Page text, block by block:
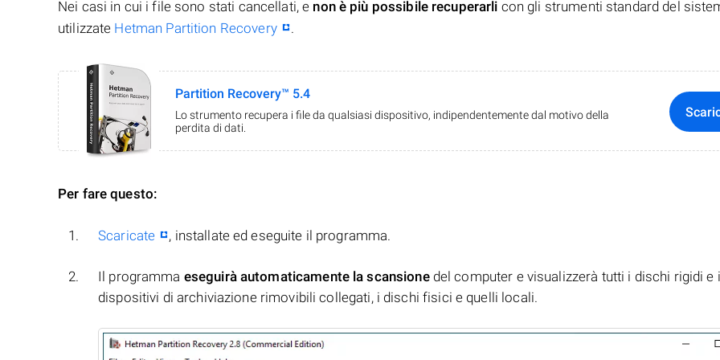
Nei casi in cui i file sono stati cancellati, e non è più possibile recuperarli con gli strumenti standard del
utilizzate Hetman Partition Recovery .
Partition Recovery™ 5.4
Lo strumento recupera i file da qualsiasi dispositivo, indipendentemente dal motivo della
perdita di dati.
Per fare questo:
Scaricate , installate ed eseguite il programma.
Il programma eseguirà automaticamente la scansionedel computer e visualizzerà tutti i dischi rigidi e i
dispositivi di archiviazione rimovibili collegati, i dischi fisici e quelli locali.